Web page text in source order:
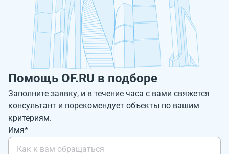
Помощь OF.RU в подборе
Заполните заявку, и в течение часа с вами свяжется
консультант и порекомендует объекты по вашим
критериям.
Имя*